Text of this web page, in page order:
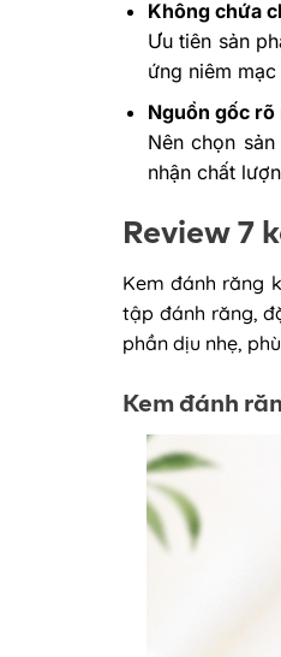
Không chứa
Ưu tiên sản
ứng niêm
Nguồn gốc rõ
Nên chọn
nhận chất
Review 7
Kem đánh răng
tập đánh răng,
phần dịu nhẹ,
Kem đánh